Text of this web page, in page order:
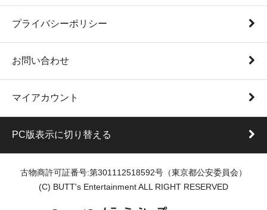
プライバシーポリシー
お問い合わせ
マイアカウント
PC版表示に切り替える
古物商許可証番号:第301112518592号（東京都公安委員会）
(C) BUTT's Entertainment ALL RIGHT RESERVED